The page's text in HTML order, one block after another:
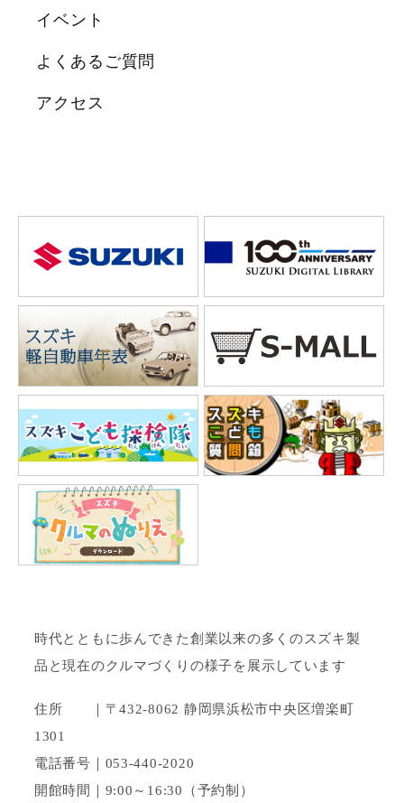
イベント
よくあるご質問
アクセス
時代とともに歩んできた創業以来の多くのスズキ製
品と現在のクルマづくりの様子を展示しています
住所 ｜〒432-8062 静岡県浜松市中央区増楽町
1301
電話番号｜053-440-2020
開館時間｜9:00～16:30（予約制）